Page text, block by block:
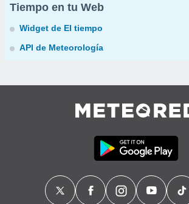
Tiempo en tu Web
Widget de El tiempo
API de Meteorología